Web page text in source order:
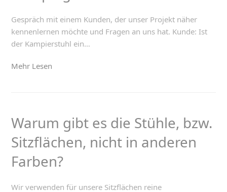
Gespräch mit einem Kunden, der unser Projekt näher
kennenlernen möchte und Fragen an uns hat. Kunde: Ist
der Kampierstuhl ein…
Mehr Lesen
Warum gibt es die Stühle, bzw.
Sitzflächen, nicht in anderen
Farben?
Wir verwenden für unsere Sitzflächen reine